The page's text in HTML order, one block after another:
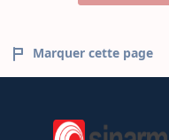
Marquer cette page